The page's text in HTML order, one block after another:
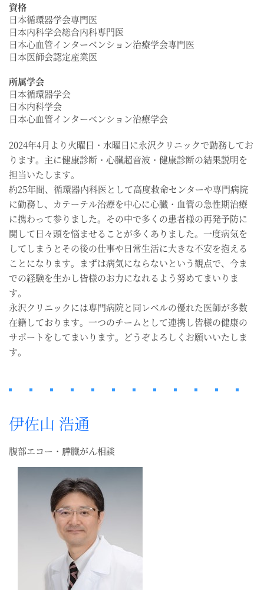
資格
日本循環器学会専門医
日本内科学会総合内科専門医
日本心血管インターベンション治療学会専門医
日本医師会認定産業医
所属学会
日本循環器学会
日本内科学会
日本心血管インターベンション治療学会
2024年4月より火曜日・水曜日に永沢クリニックで勤務してお
ります。主に健康診断・心臓超音波・健康診断の結果説明を
担当いたします。
約25年間、循環器内科医として高度救命センターや専門病院
に勤務し、カテーテル治療を中心に心臓・血管の急性期治療
に携わって参りました。その中で多くの患者様の再発予防に
関して日々頭を悩ませることが多くありました。一度病気を
してしまうとその後の仕事や日常生活に大きな不安を抱える
ことになります。まずは病気にならないという観点で、今ま
での経験を生かし皆様のお力になれるよう努めてまいりま
す。
永沢クリニックには専門病院と同レベルの優れた医師が多数
在籍しております。一つのチームとして連携し皆様の健康の
サポートをしてまいります。どうぞよろしくお願いいたしま
す。
伊佐山 浩通
腹部エコー・膵臓がん相談